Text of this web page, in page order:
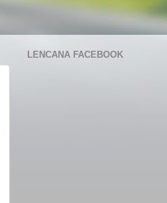
LENCANA FACEBOOK